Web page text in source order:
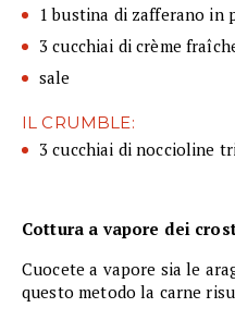
1 bustina di zafferano in
3 cucchiai di crème
sale
IL CRUMBLE:
3 cucchiai di noccioline
Cottura a vapore dei
Cuocete a vapore sia le
questo metodo la carne